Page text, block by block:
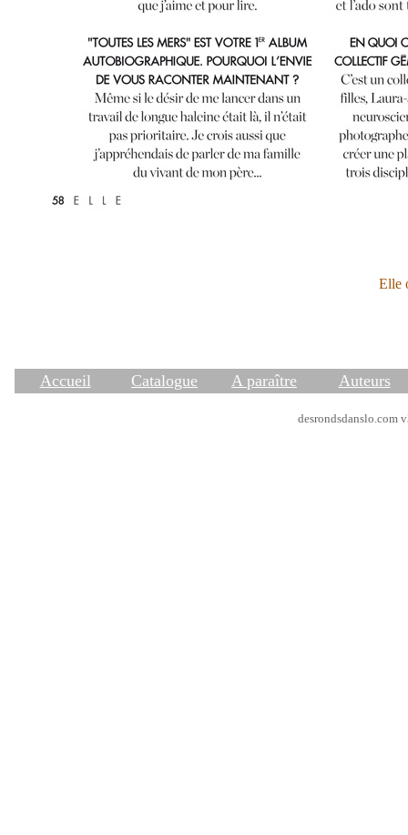
Elle
Accueil Catalogue A paraître Auteurs
desrondsdanslo.com